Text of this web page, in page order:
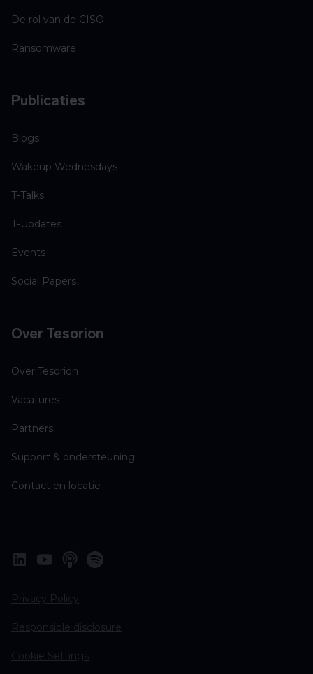
De rol van de CISO
Ransomware
Publicaties
Blogs
Wakeup Wednesdays
T-Talks
T-Updates
Events
Social Papers
Over Tesorion
Over Tesorion
Vacatures
Partners
Support & ondersteuning
Contact en locatie
Privacy Policy
Responsible disclosure
Cookie Settings